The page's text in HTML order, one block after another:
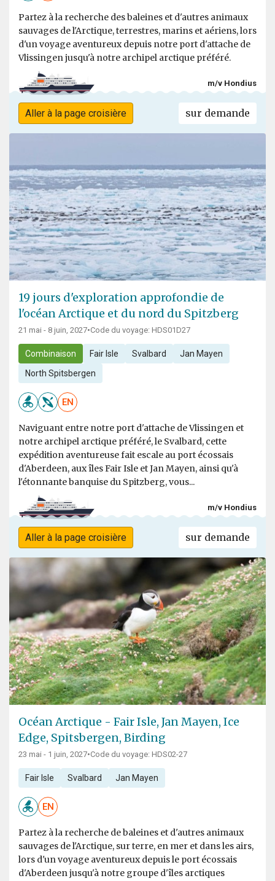
Partez à la recherche des baleines et d'autres animaux
sauvages de l'Arctique, terrestres, marins et aériens, lors
d'un voyage aventureux depuis notre port d'attache de
Vlissingen jusqu'à notre archipel arctique préféré.
m/v Hondius
Aller à la page croisière sur demande
19 jours d'exploration approfondie de
l'océan Arctique et du nord du Spitzberg
21 mai - 8 juin, 2027•Code du voyage: HDS01D27
Combinaison Fair Isle Svalbard Jan Mayen
North Spitsbergen
EN
Naviguant entre notre port d'attache de Vlissingen et
notre archipel arctique préféré, le Svalbard, cette
expédition aventureuse fait escale au port écossais
d'Aberdeen, aux îles Fair Isle et Jan Mayen, ainsi qu'à
l'étonnante banquise du Spitzberg, vous...
m/v Hondius
Aller à la page croisière sur demande
Océan Arctique - Fair Isle, Jan Mayen, Ice
Edge, Spitsbergen, Birding
23 mai - 1 juin, 2027•Code du voyage: HDS02-27
Fair Isle Svalbard Jan Mayen
EN
Partez à la recherche de baleines et d'autres animaux
sauvages de l'Arctique, sur terre, en mer et dans les airs,
lors d'un voyage aventureux depuis le port écossais
d'Aberdeen jusqu'à notre groupe d'îles arctiques